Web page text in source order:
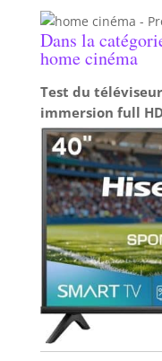
Dans la
home cinéma
Test du
immersion full